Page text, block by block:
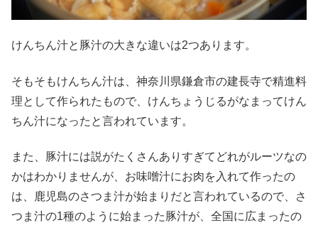
けんちん汁と豚汁の大きな違いは2つあります。
そもそもけんちん汁は、神奈川県鎌倉市の建長寺で精進料
理として作られたもので、けんちょうじるがなまってけん
ちん汁になったと言われています。
また、豚汁には説がたくさんありすぎてどれがルーツなの
かはわかりませんが、お味噌汁にお肉を入れて作ったの
は、鹿児島のさつま汁が始まりだと言われているので、さ
つま汁の1種のように始まった豚汁が、全国に広まったの